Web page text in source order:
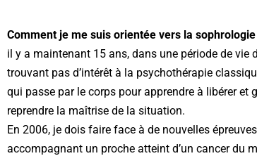
Comment je me suis orientée vers la
il y a maintenant 15 ans, dans une période de vie
trouvant pas d’intérêt à la psychothérapie
qui passe par le corps pour apprendre à libérer et
reprendre la maîtrise de la situation.
En 2006, je dois faire face à de nouvelles
accompagnant un proche atteint d’un cancer du